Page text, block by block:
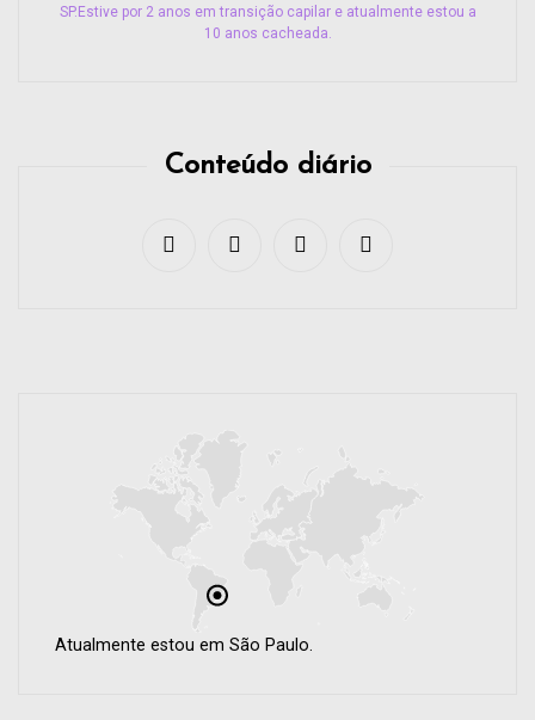
SP.Estive por 2 anos em transição capilar e atualmente estou a
10 anos cacheada.
Conteúdo diário
Atualmente estou em São Paulo.